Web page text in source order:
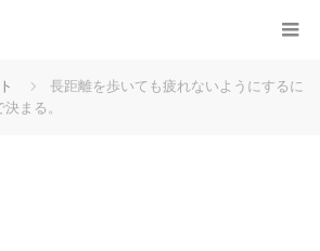
長距離を歩いても疲れないようにするに
まる。